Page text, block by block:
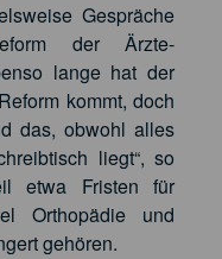
Gespräche
der Ärzte-
lange hat der
kommt, doch
das, obwohl alles
liegt“, so
etwa Fristen für
Orthopädie und
gehören.